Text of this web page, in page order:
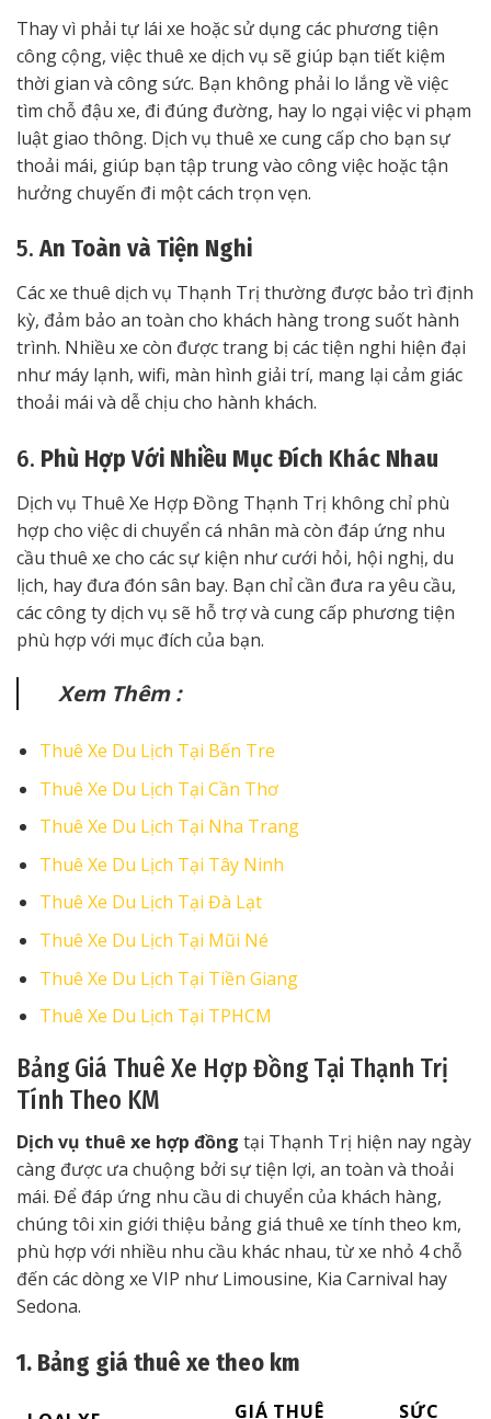
Thay vì phải tự lái xe hoặc sử dụng các phương tiện
công cộng, việc thuê xe dịch vụ sẽ giúp bạn tiết kiệm
thời gian và công sức. Bạn không phải lo lắng về việc
tìm chỗ đậu xe, đi đúng đường, hay lo ngại việc vi phạm
luật giao thông. Dịch vụ thuê xe cung cấp cho bạn sự
thoải mái, giúp bạn tập trung vào công việc hoặc tận
hưởng chuyến đi một cách trọn vẹn.
5. An Toàn và Tiện Nghi
Các xe thuê dịch vụ Thạnh Trị thường được bảo trì định
kỳ, đảm bảo an toàn cho khách hàng trong suốt hành
trình. Nhiều xe còn được trang bị các tiện nghi hiện đại
như máy lạnh, wifi, màn hình giải trí, mang lại cảm giác
thoải mái và dễ chịu cho hành khách.
6. Phù Hợp Với Nhiều Mục Đích Khác Nhau
Dịch vụ Thuê Xe Hợp Đồng Thạnh Trị không chỉ phù
hợp cho việc di chuyển cá nhân mà còn đáp ứng nhu
cầu thuê xe cho các sự kiện như cưới hỏi, hội nghị, du
lịch, hay đưa đón sân bay. Bạn chỉ cần đưa ra yêu cầu,
các công ty dịch vụ sẽ hỗ trợ và cung cấp phương tiện
phù hợp với mục đích của bạn.
Xem Thêm :
Thuê Xe Du Lịch Tại Bến Tre
Thuê Xe Du Lịch Tại Cần Thơ
Thuê Xe Du Lịch Tại Nha Trang
Thuê Xe Du Lịch Tại Tây Ninh
Thuê Xe Du Lịch Tại Đà Lạt
Thuê Xe Du Lịch Tại Mũi Né
Thuê Xe Du Lịch Tại Tiền Giang
Thuê Xe Du Lịch Tại TPHCM
Bảng Giá Thuê Xe Hợp Đồng Tại Thạnh Trị
Tính Theo KM
Dịch vụ thuê xe hợp đồng tại Thạnh Trị hiện nay ngày
càng được ưa chuộng bởi sự tiện lợi, an toàn và thoải
mái. Để đáp ứng nhu cầu di chuyển của khách hàng,
chúng tôi xin giới thiệu bảng giá thuê xe tính theo km,
phù hợp với nhiều nhu cầu khác nhau, từ xe nhỏ 4 chỗ
đến các dòng xe VIP như Limousine, Kia Carnival hay
Sedona.
1. Bảng giá thuê xe theo km
GIÁ THUÊ SỨC